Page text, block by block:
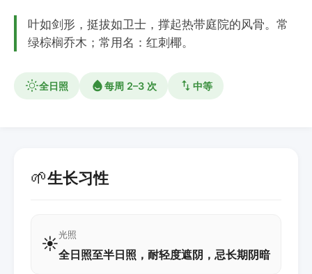
叶如剑形，挺拔如卫士，撑起热带庭院的风骨。常
绿棕榈乔木；常用名：红刺椰。
全日照 每周 2–3 次 中等
🌱生长习性
☀️光照
全日照至半日照，耐轻度遮阴，忌长期阴暗